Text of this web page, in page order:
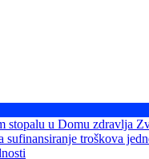
stopalu u Domu zdravlja
sufinansiranje troškova